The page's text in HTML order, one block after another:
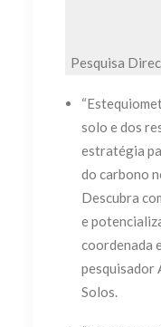
Pesquisa
solo e dos
estratégia
do carbono
Descubra
e
coordenada
pesquisador
Solos.